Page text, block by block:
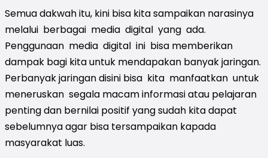
Semua dakwah itu, kini bisa kita sampaikan narasinya
melalui berbagai media digital yang ada.
Penggunaan media digital ini bisa memberikan
dampak bagi kita untuk mendapakan banyak jaringan.
Perbanyak jaringan disini bisa kita manfaatkan untuk
meneruskan segala macam informasi atau pelajaran
penting dan bernilai positif yang sudah kita dapat
sebelumnya agar bisa tersampaikan kapada
masyarakat luas.